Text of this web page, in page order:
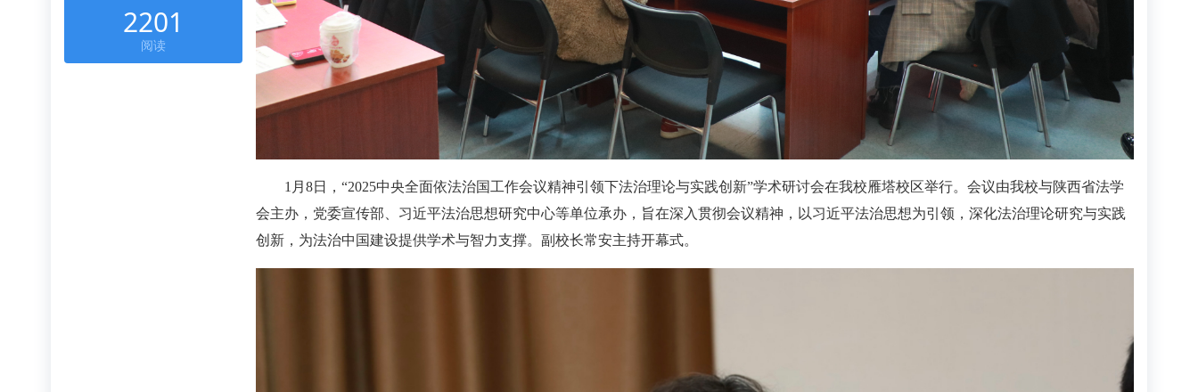
2201
阅读
1月8日，“2025中央全面依法治国工作会议精神引领下法治理论与实践创新”学术研讨会在我校雁塔校区举行。会议由我校与陕西省法学
会主办，党委宣传部、习近平法治思想研究中心等单位承办，旨在深入贯彻会议精神，以习近平法治思想为引领，深化法治理论研究与实践
创新，为法治中国建设提供学术与智力支撑。副校长常安主持开幕式。